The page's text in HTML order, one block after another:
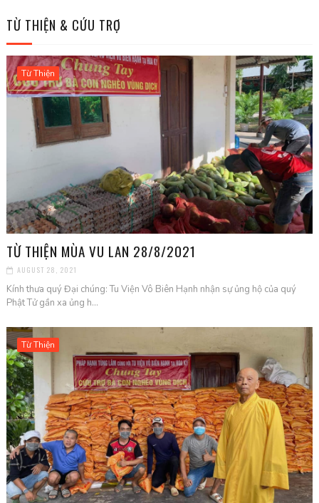
TỪ THIỆN & CỨU TRỢ
Từ Thiện
TỪ THIỆN MÙA VU LAN 28/8/2021
AUGUST 28, 2021
Kính thưa quý Đại chúng: Tu Viện Vô Biên Hạnh nhận sự ủng hộ của quý
Phật Tử gần xa ủng h...
Từ Thiện